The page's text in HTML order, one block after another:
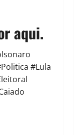
aqui.
#Lula